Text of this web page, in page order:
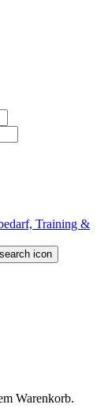
Warenkorb.